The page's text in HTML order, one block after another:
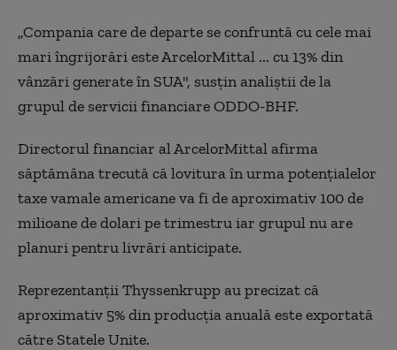
„Compania care de departe se confruntă cu cele mai
mari îngrijorări este ArcelorMittal ... cu 13% din
vânzări generate în SUA", susţin analiştii de la
grupul de servicii financiare ODDO-BHF.
Directorul financiar al ArcelorMittal afirma
săptămâna trecută că lovitura în urma potenţialelor
taxe vamale americane va fi de aproximativ 100 de
milioane de dolari pe trimestru iar grupul nu are
planuri pentru livrări anticipate.
Reprezentanţii Thyssenkrupp au precizat că
aproximativ 5% din producţia anuală este exportată
către Statele Unite.